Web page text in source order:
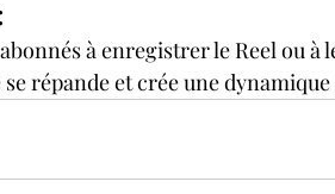
à enregistrer le Reel ou à
se répande et crée une